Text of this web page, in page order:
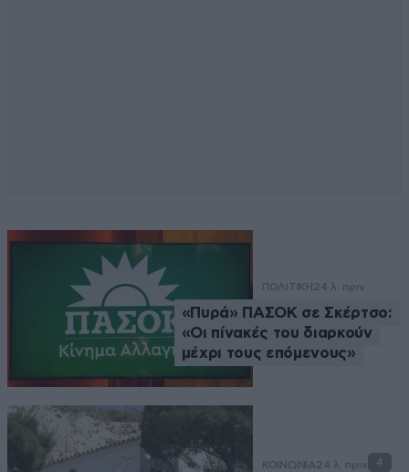
ΠΟΛΙΤΙΚΗ24 λ. πριν
«Πυρά» ΠΑΣΟΚ σε Σκέρτσο:
«Οι πίνακές του διαρκούν
μέχρι τους επόμενους»
ΚΟΙΝΩΝΙΑ24 λ. πριν 4